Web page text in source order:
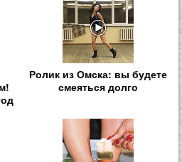
Ролик из Омска: вы будете
смеяться долго